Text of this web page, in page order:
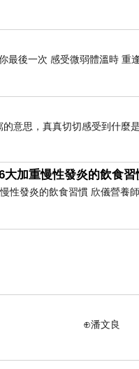
最後一次 感受微弱體溫時
意思，真真切切感受到什麼
加重慢性發炎的飲食習
性發炎的飲食習慣 欣儀營
在一個經常